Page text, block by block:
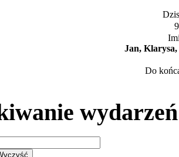
Jan,
Do
wydarzeń